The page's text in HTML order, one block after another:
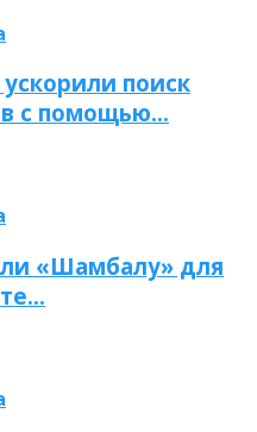
поиск
с помощью…
«Шамбалу» для